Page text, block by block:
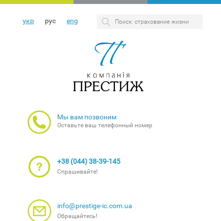
укр рус eng
Мы вам позвоним
Оставьте ваш телефонный номер
+38 (044) 38-39-145
Спрашивайте!
info@prestige-ic.com.ua
Обращайтесь!